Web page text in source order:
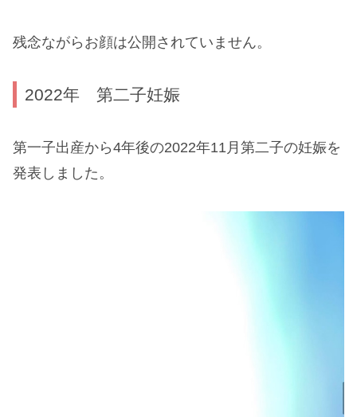
残念ながらお顔は公開されていません。
2022年 第二子妊娠
第一子出産から4年後の2022年11月第二子の妊娠を
発表しました。